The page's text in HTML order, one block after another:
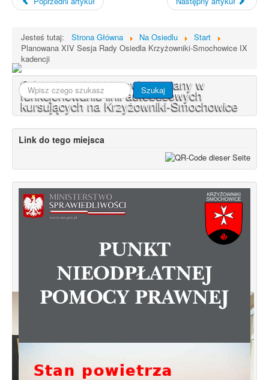
Od 1 stycznia 2023 roku zmiany w
funkcjonowaniu linii autobusowych
kursujących na Krzyżowniki-Smochowice
Jesteś tutaj: Strona Główna Na Osiedlu
Start
Planowana XIV Sesja Rady Osiedla Krzyżowniki-Smochowice IX
kadencji
Szukaj... Szukaj
Link do tego miejsca